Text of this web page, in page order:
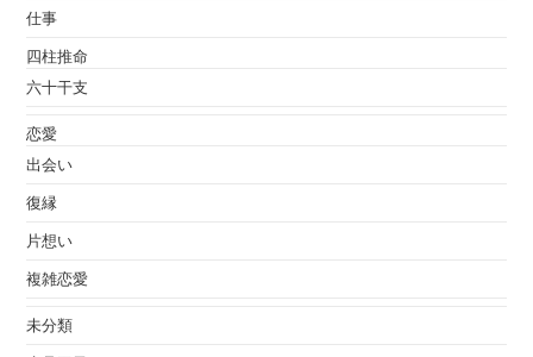
仕事
四柱推命
六十干支
恋愛
出会い
復縁
片想い
複雑恋愛
未分類